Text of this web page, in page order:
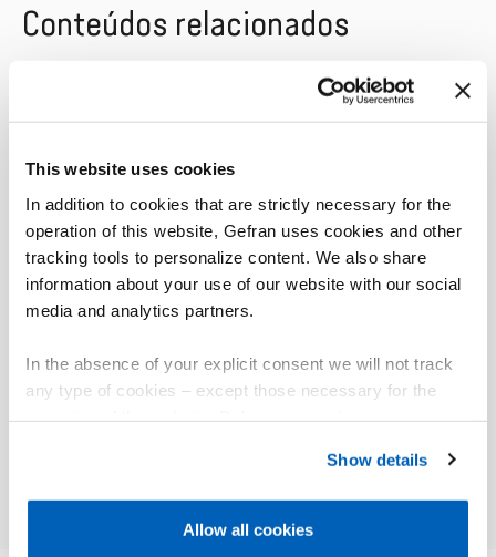
This website uses cookies
In addition to cookies that are strictly necessary for the
operation of this website, Gefran uses cookies and other
tracking tools to personalize content. We also share
information about your use of our website with our social
media and analytics partners.
In the absence of your explicit consent we will not track
any type of cookies – except those necessary for the
Gefran - Cookie
policy.
Show details
Allow all cookies
Conteúdos relacionados
Notícias
Plástico
Plastic Metal – Prensas de
injeção para a moldagem de
termoplásticos
ICMA